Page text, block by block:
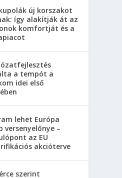
új korszakot
így alakítják át az
komfortját és a
a tempót a
idei első
lehet Európa
versenyelőnye –
az EU
akcióterve
szerint